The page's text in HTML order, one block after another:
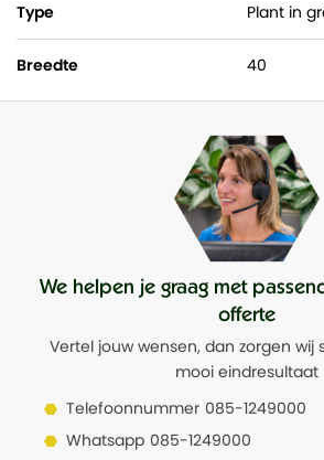
Type Plant in
Breedte 40
We helpen je graag met
offerte
Vertel jouw wensen, dan zorgen wij
mooi eindresultaat
Telefoonnummer 085-1249000
Whatsapp 085-1249000